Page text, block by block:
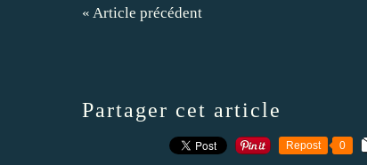
« Article précédent
Partager cet article
Repost 0